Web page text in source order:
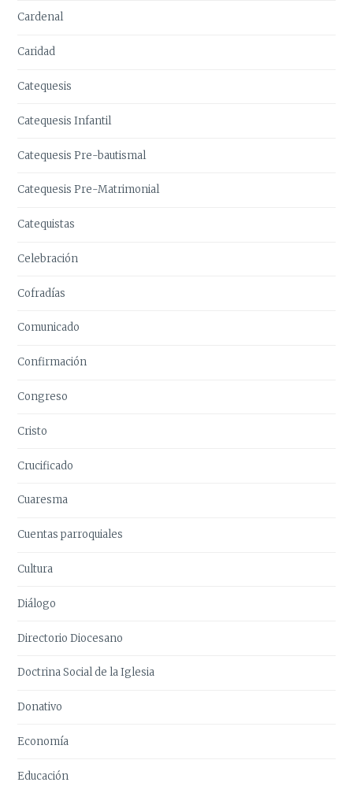
Cardenal
Caridad
Catequesis
Catequesis Infantil
Catequesis Pre-bautismal
Catequesis Pre-Matrimonial
Catequistas
Celebración
Cofradías
Comunicado
Confirmación
Congreso
Cristo
Crucificado
Cuaresma
Cuentas parroquiales
Cultura
Diálogo
Directorio Diocesano
Doctrina Social de la Iglesia
Donativo
Economía
Educación